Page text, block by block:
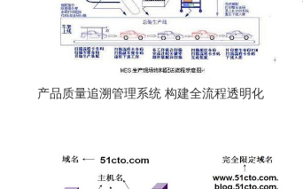
产品质量追溯管理系统 构建全流程透明化